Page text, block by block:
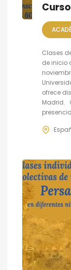
Clases
de inicio
ofrece
Madrid.